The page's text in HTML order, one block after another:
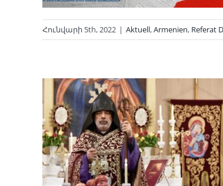
Հունվարի 5th, 2022 | Aktuell,Armenien, Referat